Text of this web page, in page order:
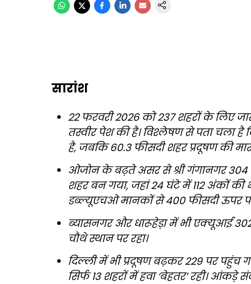
सारांश
22 फरवरी 2026 को 237 शहरों के लिए
तस्वीर पेश की है। विश्लेषण से पता चला
है, जबकि 60.3 फीसदी शहर प्रदूषण की
ओजोन के बढ़ते असर से श्री गंगानगर
शहर बन गया, जहां 24 घंटे में 112 अंकों की
डब्ल्यूएचओ मानकों से 400 फीसदी ऊपर
ब्यासनगर और धारूहेड़ा में भी एक्यूआई
चौथे स्थान पर रहा।
दिल्ली में भी प्रदूषण बढ़कर 229 पर पहुंच
सिर्फ 13 शहरों में हवा ‘बेहतर’ रही।